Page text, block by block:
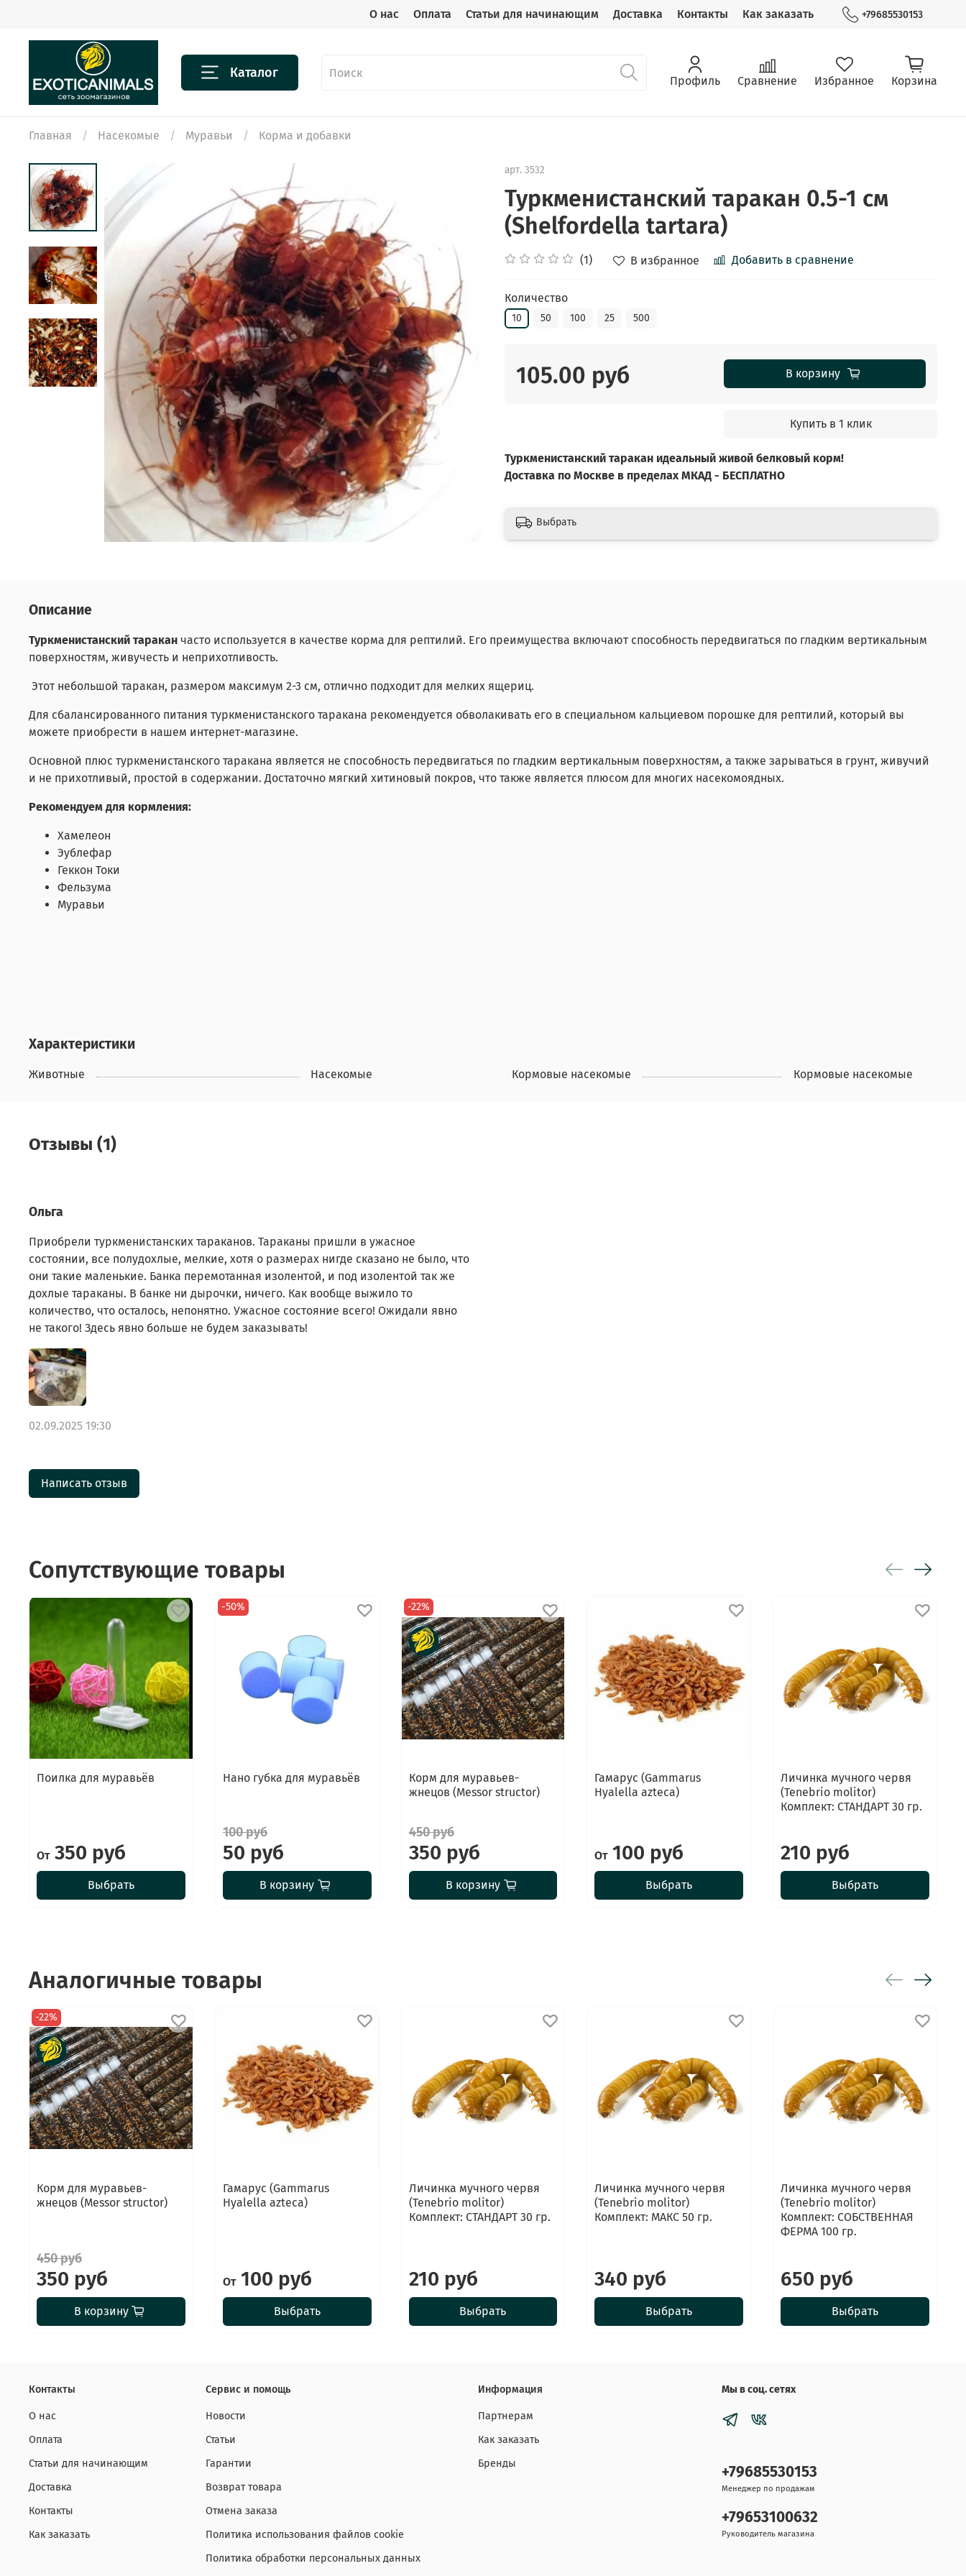
О нас Оплата Статьи для начинающим Доставка Контакты Как заказать +79685530153
Каталог Профиль Сравнение Избранное Корзина
Главная Насекомые Муравьи Корма и добавки
арт. 3532
Туркменистанский таракан 0.5-1 см
(Shelfordella tartara)
(1) В избранное Добавить в сравнение
Количество
10 50 100 25 500
105.00 руб В корзину
Купить в 1 клик
Туркменистанский таракан идеальный живой белковый корм!
Доставка по Москве в пределах МКАД - БЕСПЛАТНО
Выбрать
Описание
Туркменистанский таракан часто используется в качестве корма для рептилий. Его преимущества включают способность передвигаться по гладким вертикальным
поверхностям, живучесть и неприхотливость.
Этот небольшой таракан, размером максимум 2-3 см, отлично подходит для мелких ящериц.
Для сбалансированного питания туркменистанского таракана рекомендуется обволакивать его в специальном кальциевом порошке для рептилий, который вы
можете приобрести в нашем интернет-магазине.
Основной плюс туркменистанского таракана является не способность передвигаться по гладким вертикальным поверхностям, а также зарываться в грунт, живучий
и не прихотливый, простой в содержании. Достаточно мягкий хитиновый покров, что также является плюсом для многих насекомоядных.
Рекомендуем для кормления:
Хамелеон
Эублефар
Геккон Токи
Фельзума
Муравьи
Характеристики
Животные Насекомые Кормовые насекомые Кормовые насекомые
Отзывы (1)
Ольга
Приобрели туркменистанских тараканов. Тараканы пришли в ужасное
состоянии, все полудохлые, мелкие, хотя о размерах нигде сказано не было, что
они такие маленькие. Банка перемотанная изолентой, и под изолентой так же
дохлые тараканы. В банке ни дырочки, ничего. Как вообще выжило то
количество, что осталось, непонятно. Ужасное состояние всего! Ожидали явно
не такого! Здесь явно больше не будем заказывать!
02.09.2025 19:30
Написать отзыв
Сопутствующие товары
Поилка для муравьёв
От350 руб
Выбрать
-50%
Нано губка для муравьёв
100 руб
50 руб
В корзину
-22%
Корм для муравьев-
жнецов (Messor structor)
450 руб
350 руб
В корзину
Гамарус (Gammarus
Hyalella azteca)
От100 руб
Выбрать
Личинка мучного червя
(Tenebrio molitor)
Комплект: СТАНДАРТ 30 гр.
210 руб
Выбрать
Аналогичные товары
-22%
Корм для муравьев-
жнецов (Messor structor)
450 руб
350 руб
В корзину
Гамарус (Gammarus
Hyalella azteca)
От100 руб
Выбрать
Личинка мучного червя
(Tenebrio molitor)
Комплект: СТАНДАРТ 30 гр.
210 руб
Выбрать
Личинка мучного червя
(Tenebrio molitor)
Комплект: МАКС 50 гр.
340 руб
Выбрать
Личинка мучного червя
(Tenebrio molitor)
Комплект: СОБСТВЕННАЯ
ФЕРМА 100 гр.
650 руб
Выбрать
Контакты
О нас
Оплата
Статьи для начинающим
Доставка
Контакты
Как заказать
Сервис и помощь
Новости
Статьи
Гарантии
Возврат товара
Отмена заказа
Политика использования файлов cookie
Политика обработки персональных данных
Информация
Партнерам
Как заказать
Бренды
Мы в соц. сетях
+79685530153
Менеджер по продажам
+79653100632
Руководитель магазина